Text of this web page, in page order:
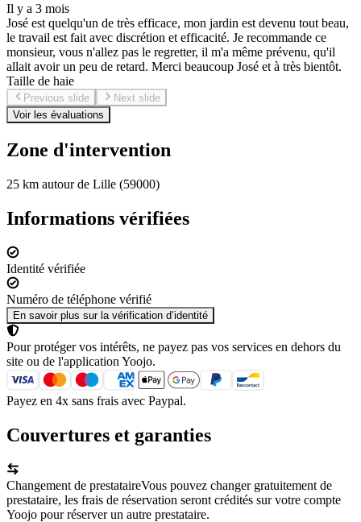
Il y a 3 mois
José est quelqu'un de très efficace, mon jardin est devenu tout beau,
le travail est fait avec discrétion et efficacité. Je recommande ce
monsieur, vous n'allez pas le regretter, il m'a même prévenu, qu'il
allait avoir un peu de retard. Merci beaucoup José et à très bientôt.
Taille de haie
Previous slide
Next slide
Voir les évaluations
Zone d'intervention
25 km autour de Lille (59000)
Informations vérifiées
Identité vérifiée
Numéro de téléphone vérifié
En savoir plus sur la vérification d’identité
Pour protéger vos intérêts, ne payez pas vos services en dehors du
site ou de l'application Yoojo.
Payez en 4x sans frais avec Paypal.
Couvertures et garanties
Changement de prestataireVous pouvez changer gratuitement de
prestataire, les frais de réservation seront crédités sur votre compte
Yoojo pour réserver un autre prestataire.